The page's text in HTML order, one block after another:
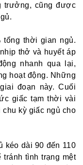
trưởng, cũng được
tổng thời gian ngủ.
thở và huyết áp
nhanh qua lại,
hoạt động. Những
đoạn này. Cuối
giấc tạm thời vài
kỳ giấc ngủ cho
kéo dài 90 đến 110
tránh tình trạng mệt